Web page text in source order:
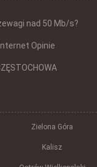
nad 50 Mb/s?
Opinie
Zielona Góra
Kalisz